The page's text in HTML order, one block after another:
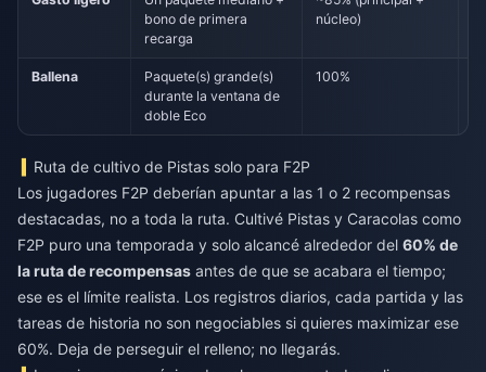
bono de primera
recarga
núcleo)
Ballena
Paquete(s) grande(s)
durante la ventana de
doble Eco
100%
Ruta de cultivo de Pistas solo para F2P
Los jugadores F2P deberían apuntar a las 1 o 2 recompensas
destacadas, no a toda la ruta. Cultivé Pistas y Caracolas como
F2P puro una temporada y solo alcancé alrededor del 60% de
la ruta de recompensas antes de que se acabara el tiempo;
ese es el límite realista. Los registros diarios, cada partida y las
tareas de historia no son negociables si quieres maximizar ese
60%. Deja de perseguir el relleno; no llegarás.